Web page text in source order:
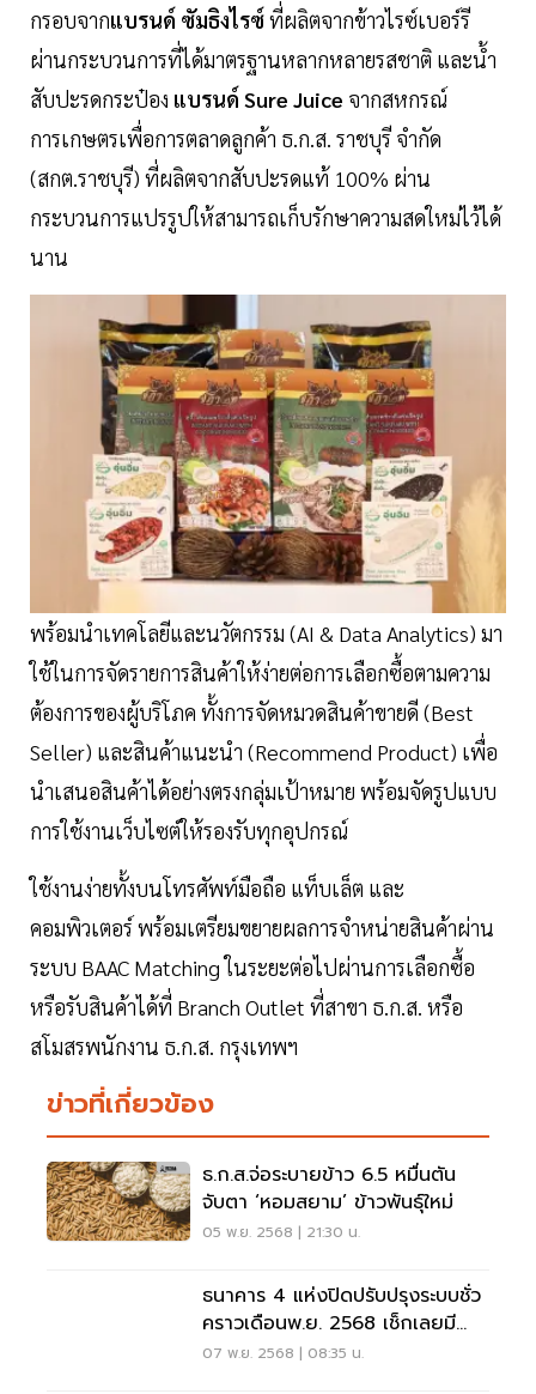
กรอบจากแบรนด์ ซัมธิงไรซ์ที่ผลิตจากข้าวไรซ์เบอร์รี
ผ่านกระบวนการที่ได้มาตรฐานหลากหลายรสชาติ และน้ำ
สับปะรดกระป๋อง แบรนด์ Sure Juice จากสหกรณ์
การเกษตรเพื่อการตลาดลูกค้า ธ.ก.ส. ราชบุรี จำกัด
(สกต.ราชบุรี) ที่ผลิตจากสับปะรดแท้ 100% ผ่าน
กระบวนการแปรรูปให้สามารถเก็บรักษาความสดใหม่ไว้ได้
นาน
พร้อมนำเทคโลยีและนวัตกรรม (AI & Data Analytics) มา
ใช้ในการจัดรายการสินค้าให้ง่ายต่อการเลือกซื้อตามความ
ต้องการของผู้บริโภค ทั้งการจัดหมวดสินค้าขายดี (Best
Seller) และสินค้าแนะนำ (Recommend Product) เพื่อ
นำเสนอสินค้าได้อย่างตรงกลุ่มเป้าหมาย พร้อมจัดรูปแบบ
การใช้งานเว็บไซต์ให้รองรับทุกอุปกรณ์
ใช้งานง่ายทั้งบนโทรศัพท์มือถือ แท็บเล็ต และ
คอมพิวเตอร์ พร้อมเตรียมขยายผลการจำหน่ายสินค้าผ่าน
ระบบ BAAC Matching ในระยะต่อไปผ่านการเลือกซื้อ
หรือรับสินค้าได้ที่ Branch Outlet ที่สาขา ธ.ก.ส. หรือ
สโมสรพนักงาน ธ.ก.ส. กรุงเทพฯ
ข่าวที่เกี่ยวข้อง
ธ.ก.ส.จ่อระบายข้าว 6.5 หมื่นตัน
จับตา ‘หอมสยาม’ ข้าวพันธุ์ใหม่
05 พ.ย. 2568 | 21:30 น.
ธนาคาร 4 แห่งปิดปรับปรุงระบบชั่ว
คราวเดือนพ.ย. 2568 เช็กเลยมี
แบงก์ไหนบ้าง
07 พ.ย. 2568 | 08:35 น.